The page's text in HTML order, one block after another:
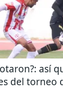
así
del torneo